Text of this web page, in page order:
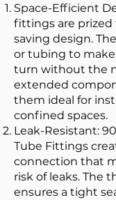
Space-Efficient
fittings are prized
saving design.
or tubing to
turn without the
extended
them ideal for
confined spaces.
Leak-Resistant:
Tube Fittings
connection that
risk of leaks. The
ensures a tight